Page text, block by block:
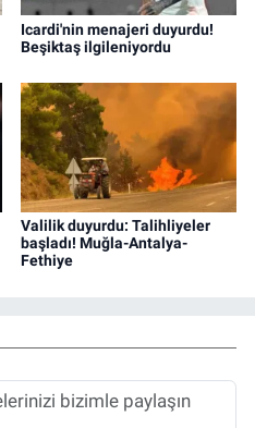
Icardi'nin menajeri duyurdu!
Beşiktaş ilgileniyordu
Valilik duyurdu: Talihliyeler
başladı! Muğla-Antalya-
Fethiye